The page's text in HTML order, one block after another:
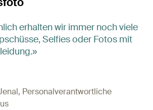
erhalten wir immer noch viele
Selfies oder Fotos mit
Personalverantwortliche